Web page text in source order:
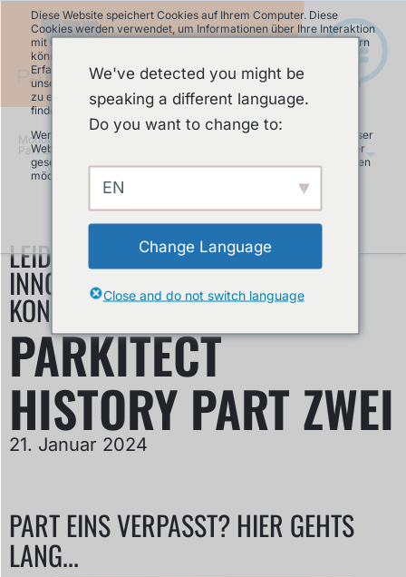
Diese Website speichert Cookies auf Ihrem Computer. Diese
Cookies werden verwendet, um Informationen über Ihre Interaktion
mit unserer Website zu erfassen und damit wir uns an Sie erinnern
können. Wir nutzen diese Informationen, um Ihre Website-
Erfahrung zu optimieren und um Analysen und Kennzahlen über
unsere Besucher auf dieser Website und anderen Medien-Seiten
zu erstellen. Mehr Infos über die von uns eingesetzten Cookies
finden Sie in unserer Datenschutzrichtlinie.
Wenn Sie ablehnen, werden Ihre Informationen beim Besuch dieser
Website nicht erfasst. Ein einzelnes Cookie wird in Ihrem Browser
gesetzt, um daran zu erinnern, dass Sie nicht nachverfolgt werden
möchten.
Modular Pumptrack
Part Zwei
LEIDENSCHAFT FÜR DESIGN,
INNOVATION UND DAS MODULARE
KONZEPT
PARKITECT
HISTORY PART ZWEI
21. Januar 2024
PART EINS VERPASST? HIER GEHTS
LANG...
We've detected you might be
speaking a different language.
Do you want to change to:
EN
Change Language
Close and do not switch language